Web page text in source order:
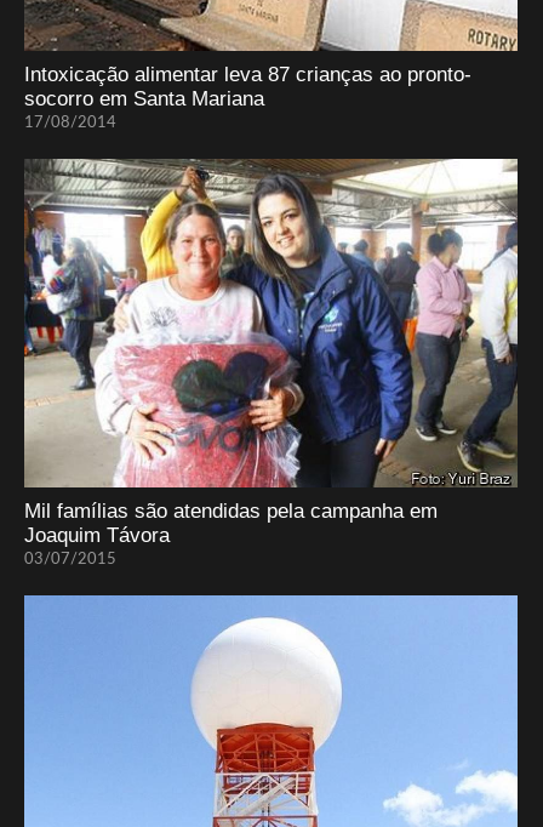
Intoxicação alimentar leva 87 crianças ao pronto-
socorro em Santa Mariana
17/08/2014
Mil famílias são atendidas pela campanha em
Joaquim Távora
03/07/2015